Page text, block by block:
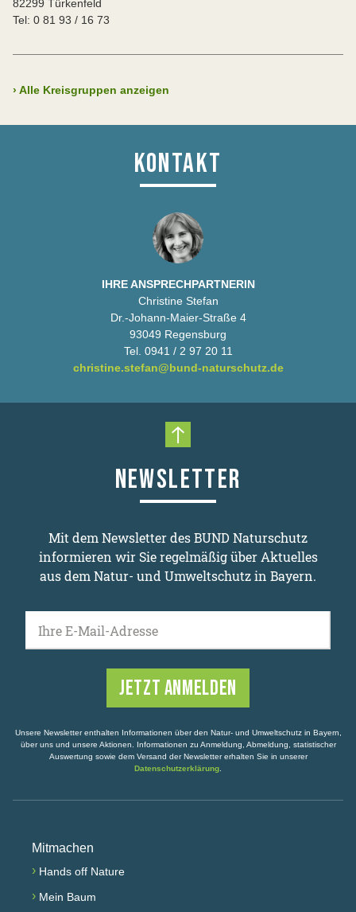
82299 Türkenfeld
Tel: 0 81 93 / 16 73
› Alle Kreisgruppen anzeigen
KONTAKT
IHRE ANSPRECHPARTNERIN
Christine Stefan
Dr.-Johann-Maier-Straße 4
93049 Regensburg
Tel. 0941 / 2 97 20 11
christine.stefan@bund-naturschutz.de
Nach oben scrollen
NEWSLETTER
Mit dem Newsletter des BUND Naturschutz
informieren wir Sie regelmäßig über Aktuelles
aus dem Natur- und Umweltschutz in Bayern.
Ihre E-Mail-Adresse
Unsere Newsletter enthalten Informationen über den Natur- und Umweltschutz in Bayern,
über uns und unsere Aktionen. Informationen zu Anmeldung, Abmeldung, statistischer
Auswertung sowie dem Versand der Newsletter erhalten Sie in unserer
Datenschutzerklärung.
Mitmachen
› Hands off Nature
› Mein Baum